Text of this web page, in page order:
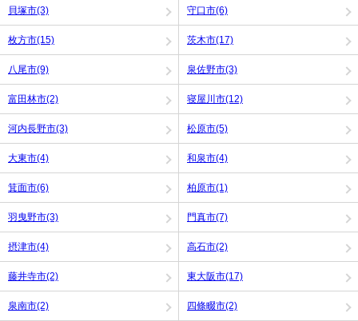
貝塚市(3) 守口市(6)
枚方市(15) 茨木市(17)
八尾市(9) 泉佐野市(3)
富田林市(2) 寝屋川市(12)
河内長野市(3) 松原市(5)
大東市(4) 和泉市(4)
箕面市(6) 柏原市(1)
羽曳野市(3) 門真市(7)
摂津市(4) 高石市(2)
藤井寺市(2) 東大阪市(17)
泉南市(2) 四條畷市(2)